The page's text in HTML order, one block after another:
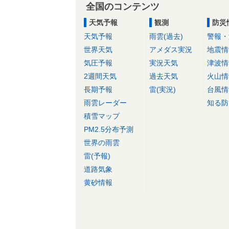
全国のコンテンツ
天気予報
天気予報
世界天気
気圧予報
2週間天気
長期予報
雨雲レーダー
積雪マップ
PM2.5分布予測
世界の雨雲
雷(予報)
道路気象
黄砂情報
観測
雨雲(過去)
アメダス実況
実況天気
過去天気
雷(実況)
防災
警報
地震
津波
火山
台風
知る